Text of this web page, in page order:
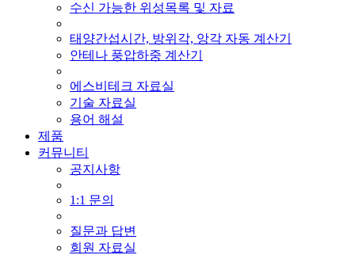
수신 가능한 위성목록 및 자료
태양간섭시간, 방위각, 앙각 자동 계산기
안테나 풍압하중 계산기
에스비테크 자료실
기술 자료실
용어 해설
제품
커뮤니티
공지사항
1:1 문의
질문과 답변
회원 자료실